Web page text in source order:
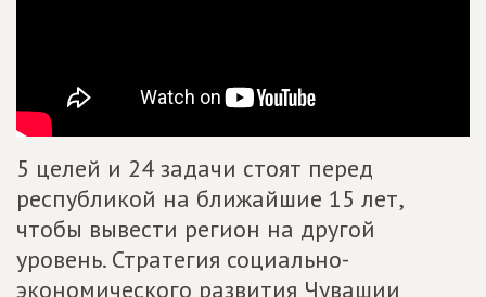
5 целей и 24 задачи стоят перед
республикой на ближайшие 15 лет,
чтобы вывести регион на другой
уровень. Стратегия социально-
экономического развития Чувашии